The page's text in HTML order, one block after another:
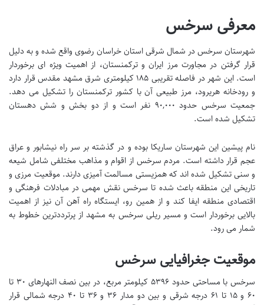
معرفی سرخس
شهرستان سرخس در شمال شرقی استان خراسان رضوی واقع شده و به دلیل
قرار گرفتن در مجاورت مرز ایران و ترکمنستان، از اهمیت ویژه ای برخوردار
است. این شهر در فاصله تقریبی ۱۸۵ کیلومتری شرق مشهد مقدس قرار دارد
و رودخانه هریرود، مرز طبیعی آن با کشور ترکمنستان را تشکیل می دهد.
جمعیت سرخس حدود ۹۰,۰۰۰ نفر است و از دو بخش و شش دهستان
تشکیل شده است.
نام پیشین این شهرستان ساریکا بوده و در گذشته بر سر راه نیشابور و عراق
عجم قرار داشته است. مردم سرخس از اقوام و مذاهب مختلفی شامل شیعه
و سنی تشکیل شده اند که همزیستی مسالمت آمیزی دارند. موقعیت مرزی و
تاریخی این منطقه باعث شده تا سرخس نقش مهمی در مبادلات فرهنگی و
اقتصادی منطقه ایفا کند و از همین رو، ایستگاه راه آهن آن نیز از اهمیت
بالایی برخوردار است و مسیر ریلی سرخس به مشهد از پرترددترین خطوط به
شمار می رود.
موقعیت جغرافیایی سرخس
سرخس با مساحتی حدود ۵۳۹۶ کیلومتر مربع، در بین نصف النهارهای ۳۰ تا
۶۰ و ۱۵ تا ۶۱ درجه شرقی و بین دو مدار ۳۶ و ۳۶ تا ۴۰ درجه شمالی قرار